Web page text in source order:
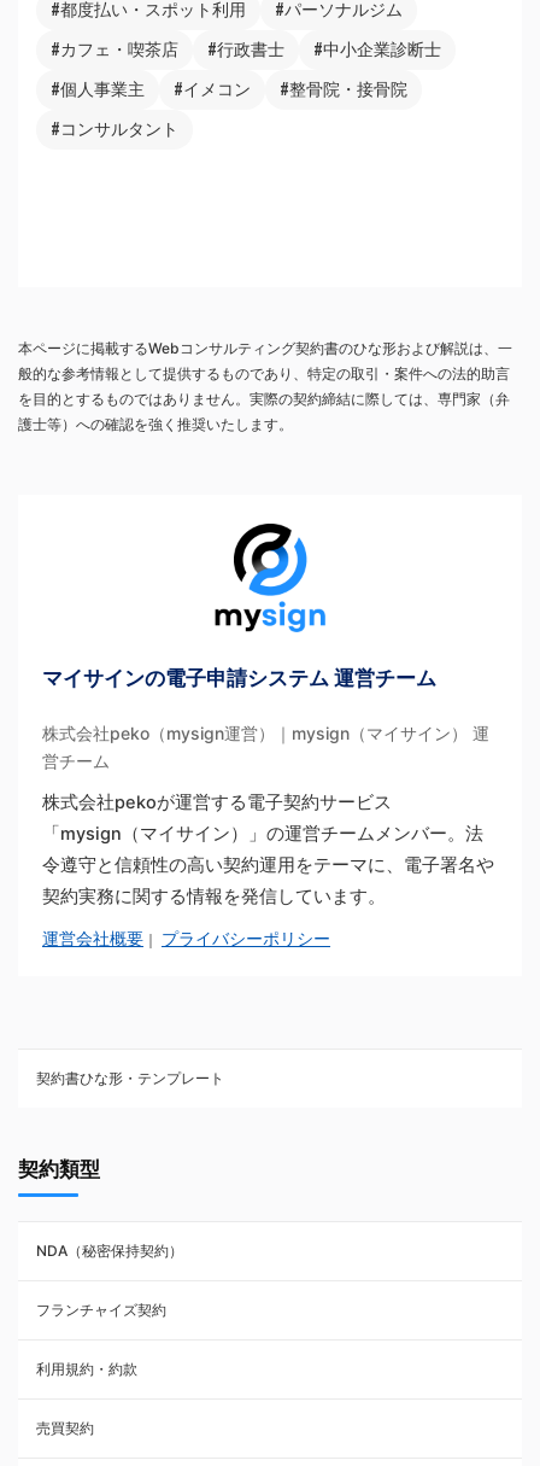
#都度払い・スポット利用 #パーソナルジム
#カフェ・喫茶店 #行政書士 #中小企業診断士
#個人事業主 #イメコン #整骨院・接骨院
#コンサルタント
本ページに掲載するWebコンサルティング契約書のひな形および解説は、一
般的な参考情報として提供するものであり、特定の取引・案件への法的助言
を目的とするものではありません。実際の契約締結に際しては、専門家（弁
護士等）への確認を強く推奨いたします。
マイサインの電子申請システム 運営チーム
株式会社peko（mysign運営）｜mysign（マイサイン） 運
営チーム
株式会社pekoが運営する電子契約サービス
「mysign（マイサイン）」の運営チームメンバー。法
令遵守と信頼性の高い契約運用をテーマに、電子署名や
契約実務に関する情報を発信しています。
運営会社概要 ｜ プライバシーポリシー
契約書ひな形・テンプレート
NDA（秘密保持契約）
業務委託契約
利用規約・約款
覚書・合意書・同意書
承諾書
契約類型
NDA（秘密保持契約）
フランチャイズ契約
利用規約・約款
売買契約